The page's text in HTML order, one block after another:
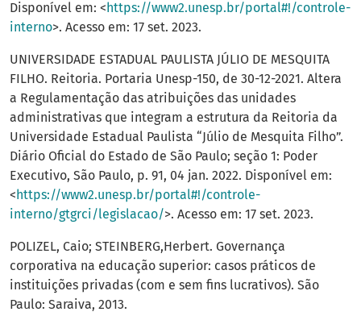
Disponível em: < https://www2.unesp.br/portal#!/controle-
interno>. Acesso em: 17 set. 2023.
UNIVERSIDADE ESTADUAL PAULISTA JÚLIO DE MESQUITA
FILHO. Reitoria. Portaria Unesp-150, de 30-12-2021. Altera
a Regulamentação das atribuições das unidades
administrativas que integram a estrutura da Reitoria da
Universidade Estadual Paulista “Júlio de Mesquita Filho”.
Diário Oficial do Estado de São Paulo; seção 1: Poder
Executivo, São Paulo, p. 91, 04 jan. 2022. Disponível em:
< https://www2.unesp.br/portal#!/controle-
interno/gtgrci/legislacao/>. Acesso em: 17 set. 2023.
POLIZEL, Caio; STEINBERG,Herbert. Governança
corporativa na educação superior: casos práticos de
instituições privadas (com e sem fins lucrativos). São
Paulo: Saraiva, 2013.